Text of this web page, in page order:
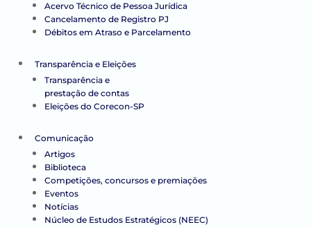
Acervo Técnico de Pessoa Jurídica
Cancelamento de Registro PJ
Débitos em Atraso e Parcelamento
Transparência e Eleições
Transparência e
prestação de contas
Eleições do Corecon-SP
Comunicação
Artigos
Biblioteca
Competições, concursos e premiações
Eventos
Notícias
Núcleo de Estudos Estratégicos (NEEC)